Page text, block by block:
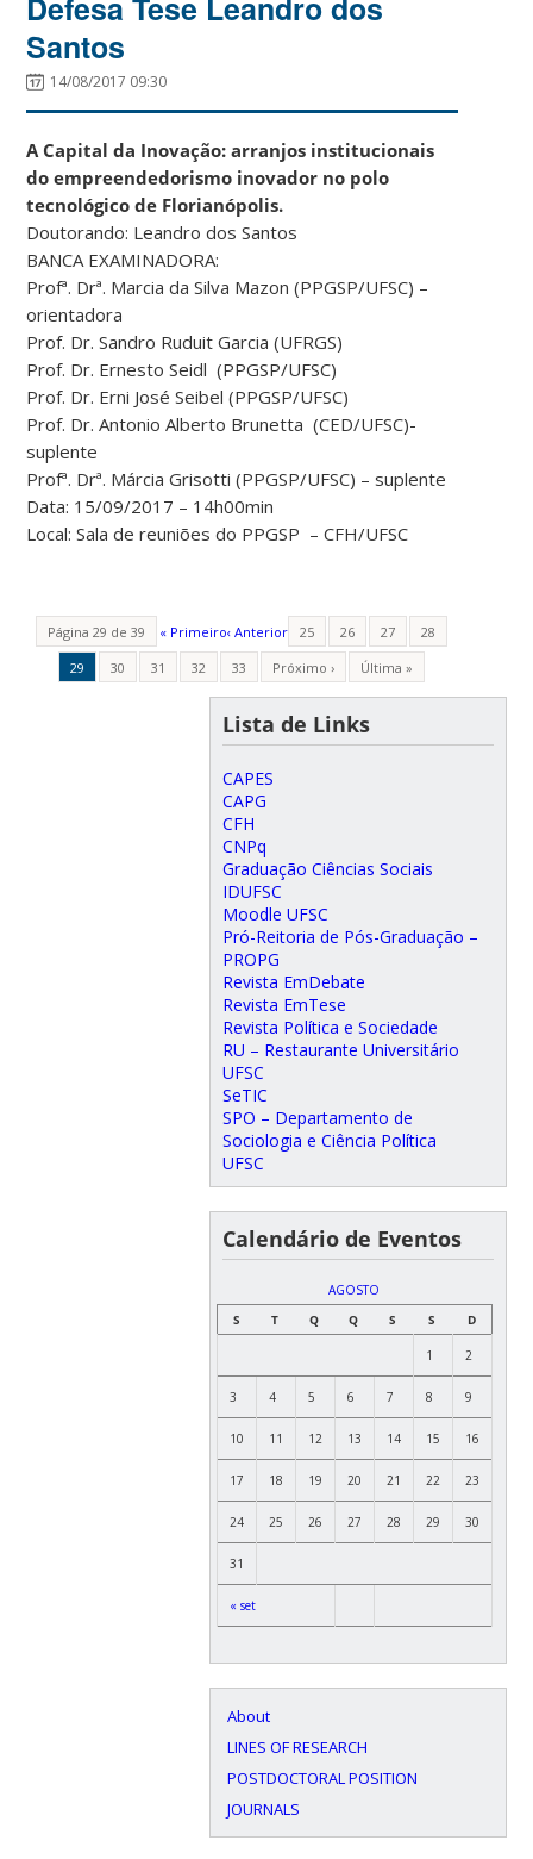
Santos
14/08/2017 09:30
A Capital da Inovação: arranjos institucionais
do empreendedorismo inovador no polo
tecnológico de Florianópolis.
Doutorando: Leandro dos Santos
BANCA EXAMINADORA:
Profª. Drª. Marcia da Silva Mazon (PPGSP/UFSC) –
orientadora
Prof. Dr. Sandro Ruduit Garcia (UFRGS)
Prof. Dr. Ernesto Seidl (PPGSP/UFSC)
Prof. Dr. Erni José Seibel (PPGSP/UFSC)
Prof. Dr. Antonio Alberto Brunetta (CED/UFSC)-
suplente
Profª. Drª. Márcia Grisotti (PPGSP/UFSC) – suplente
Data: 15/09/2017 – 14h00min
Local: Sala de reuniões do PPGSP – CFH/UFSC
Página 29 de 39 « Primeiro‹ Anterior 25 26 27
28
29
30 31 32 33 Próximo › Última »
Lista de Links
CAPES
CAPG
CFH
CNPq
Graduação Ciências Sociais
IDUFSC
Moodle UFSC
Pró-Reitoria de Pós-Graduação –
PROPG
Revista EmDebate
Revista EmTese
Revista Política e Sociedade
RU – Restaurante Universitário
UFSC
SeTIC
SPO – Departamento de
Sociologia e Ciência Política
UFSC
Calendário de Eventos
AGOSTO
S
T Q Q S S D
« set
1 2
3 4 5 6 7 8 9
10 11 12 13 14 15 16
17 18 19 20 21 22 23
24 25 26 27 28 29 30
31
About
LINES OF RESEARCH
POSTDOCTORAL POSITION
JOURNALS